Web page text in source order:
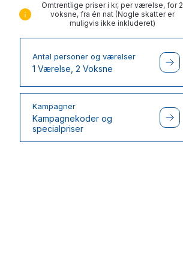
Omtrentlige priser i kr, per værelse, for 2
voksne, fra én nat (Nogle skatter er
muligvis ikke inkluderet)
Antal personer og værelser
1 Værelse, 2 Voksne
Kampagner
Kampagnekoder og
specialpriser